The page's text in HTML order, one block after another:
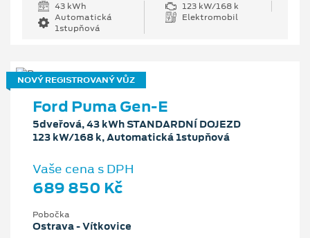
43 kWh
123 kW/168 k
Automatická
1stupňová
Elektromobil
NOVÝ REGISTROVANÝ VŮZ
Ford Puma Gen-E
5dveřová, 43 kWh STANDARDNÍ DOJEZD
123 kW/168 k, Automatická 1stupňová
Vaše cena s DPH
689 850 Kč
Pobočka
Ostrava - Vítkovice